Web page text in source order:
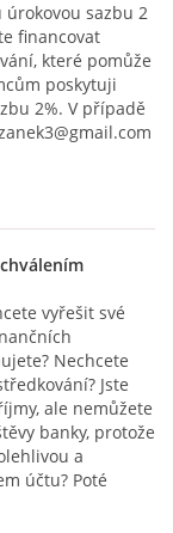
sazbu 2
financovat
které pomůže
poskytuji
2%. V případě
vyřešit své
Nechcete
Jste
ale nemůžete
banky, protože
a
účtu? Poté